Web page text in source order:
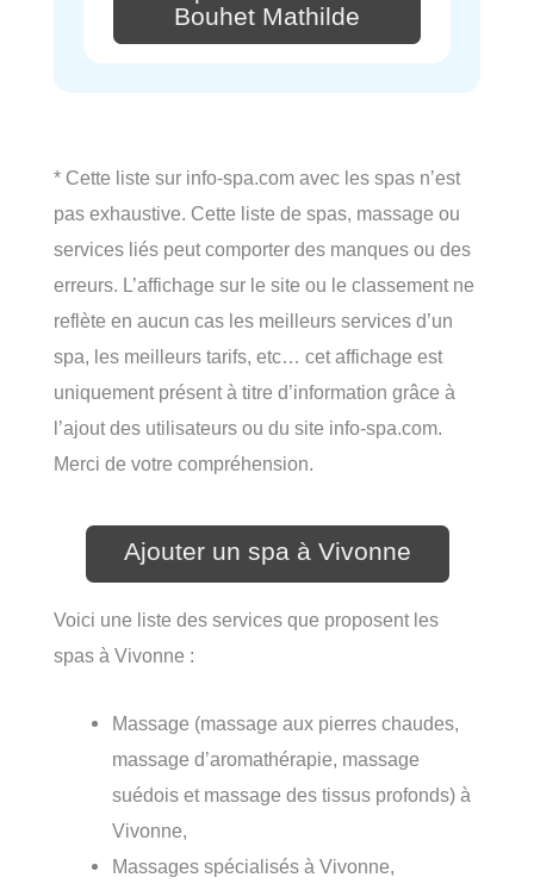
Bouhet Mathilde
* Cette liste sur info-spa.com avec les spas n’est
pas exhaustive. Cette liste de spas, massage ou
services liés peut comporter des manques ou des
erreurs. L’affichage sur le site ou le classement ne
reflète en aucun cas les meilleurs services d’un
spa, les meilleurs tarifs, etc… cet affichage est
uniquement présent à titre d’information grâce à
l’ajout des utilisateurs ou du site info-spa.com.
Merci de votre compréhension.
Ajouter un spa à Vivonne
Voici une liste des services que proposent les
spas à Vivonne :
Massage (massage aux pierres chaudes,
massage d’aromathérapie, massage
suédois et massage des tissus profonds) à
Vivonne,
Massages spécialisés à Vivonne,